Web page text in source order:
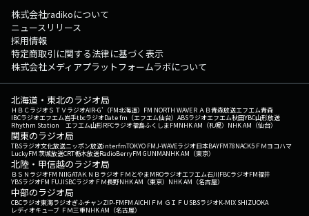
株式会社radikoについて
ニュースリリース
採用情報
特定商取引に関する法律に基づく表示
株式会社メディアプラットフォームラボについて
北海道・東北のラジオ局
ＨＢＣラジオＳＴＶラジオAIR-G'（FM北海道） FM NORTH WAVEＲＡＢ青森放送エフエム青森
IBCラジオエフエム岩手tbcラジオDate fm（エフエム仙台） ABSラジオエフエム秋田YBC山形放送
Rhythm Station エフエム山形RFCラジオ福島ふくしまFMNHK AM（札幌） NHK AM（仙台）
関東のラジオ局
TBSラジオ文化放送ニッポン放送interfmTOKYO FMJ-WAVEラジオ日本BAYFM78NACK5 ＦＭヨコハマ
LuckyFM 茨城放送CRT栃木放送RadioBerryFM GUNMANHK AM（東京）
北陸・甲信越のラジオ局
ＢＳＮラジオFM NIIGATAＫＮＢラジオ ＦＭとやまMROラジオエフエム石川FBCラジオFM福井
YBSラジオFM FUJISBCラジオ ＦＭ長野NHK AM（東京） NHK AM（名古屋）
中部のラジオ局
CBCラジオ東海ラジオぎふチャンZIP-FMFM AICHI ＦＭ ＧＩＦＵ SBSラジオK-MIX SHIZUOKA
レディオキューブ ＦＭ三重NHK AM（名古屋）